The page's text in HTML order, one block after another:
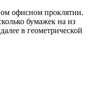
офисном проклятии.
бумажек на из
в геометрической